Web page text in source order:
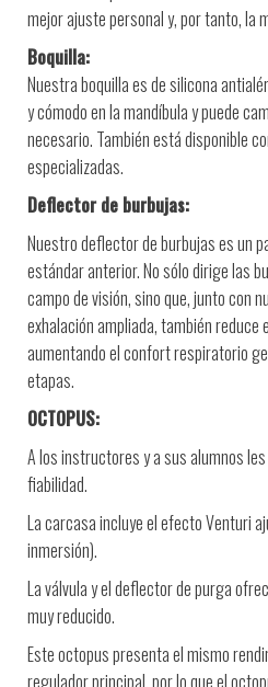
mejor ajuste personal y, por tanto, la
Boquilla:
Nuestra boquilla es de silicona
y cómodo en la mandíbula y puede
necesario. También está disponible
especializadas.
Deflector de burbujas:
Nuestro deflector de burbujas es un
estándar anterior. No sólo dirige las
campo de visión, sino que, junto con
exhalación ampliada, también reduce
aumentando el confort respiratorio
etapas.
OCTOPUS:
A los instructores y a sus alumnos
fiabilidad.
La carcasa incluye el efecto Venturi
inmersión).
La válvula y el deflector de purga
muy reducido.
Este octopus presenta el mismo
regulador principal, por lo que el